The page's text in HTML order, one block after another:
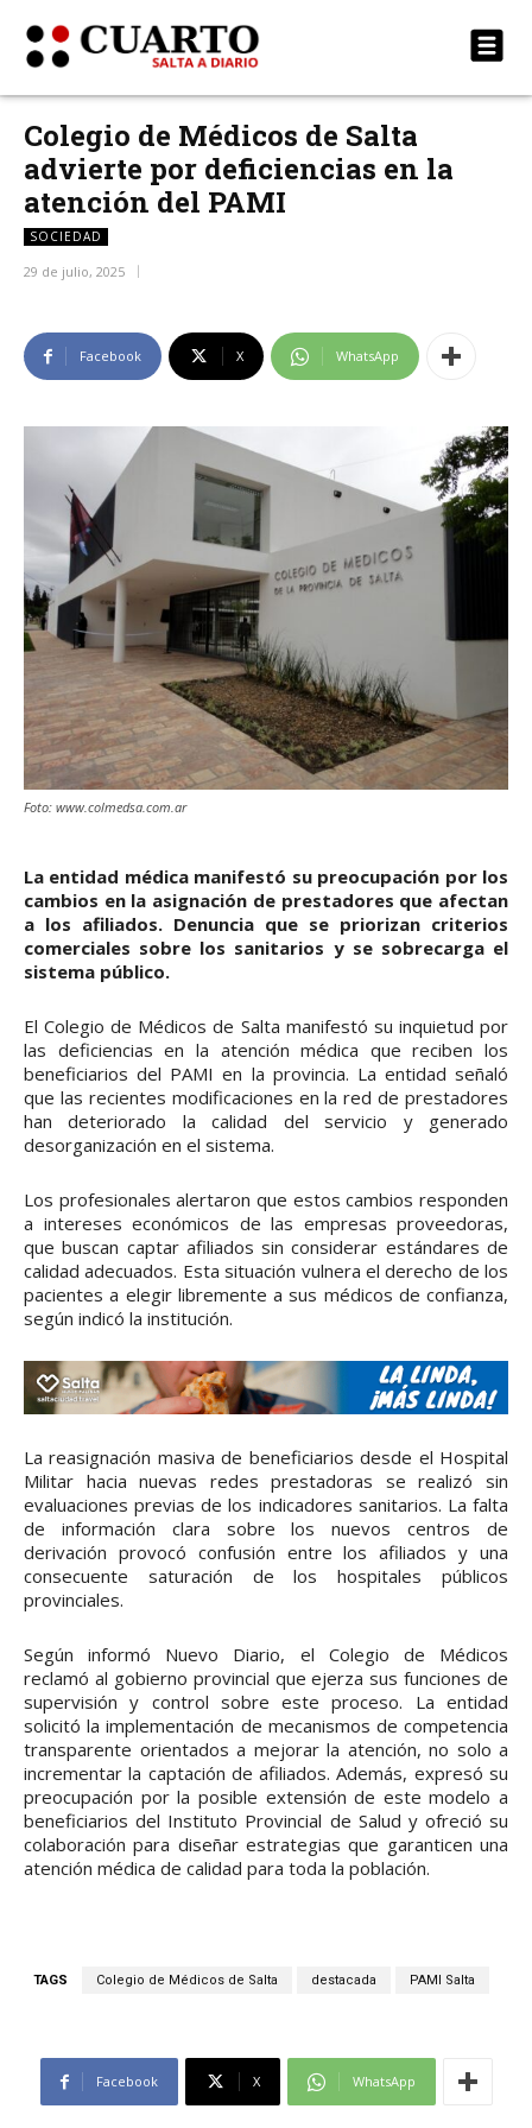
Colegio de Médicos de Salta
advierte por deficiencias en la
atención del PAMI
SOCIEDAD
29 de julio, 2025
Facebook X WhatsApp
Foto: www.colmedsa.com.ar
La entidad médica manifestó su preocupación por los
cambios en la asignación de prestadores que afectan
a los afiliados. Denuncia que se priorizan criterios
comerciales sobre los sanitarios y se sobrecarga el
sistema público.
El Colegio de Médicos de Salta manifestó su inquietud por
las deficiencias en la atención médica que reciben los
beneficiarios del PAMI en la provincia. La entidad señaló
que las recientes modificaciones en la red de prestadores
han deteriorado la calidad del servicio y generado
desorganización en el sistema.
Los profesionales alertaron que estos cambios responden
a intereses económicos de las empresas proveedoras,
que buscan captar afiliados sin considerar estándares de
calidad adecuados. Esta situación vulnera el derecho de los
pacientes a elegir libremente a sus médicos de confianza,
según indicó la institución.
La reasignación masiva de beneficiarios desde el Hospital
Militar hacia nuevas redes prestadoras se realizó sin
evaluaciones previas de los indicadores sanitarios. La falta
de información clara sobre los nuevos centros de
derivación provocó confusión entre los afiliados y una
consecuente saturación de los hospitales públicos
provinciales.
Según informó Nuevo Diario, el Colegio de Médicos
reclamó al gobierno provincial que ejerza sus funciones de
supervisión y control sobre este proceso. La entidad
solicitó la implementación de mecanismos de competencia
transparente orientados a mejorar la atención, no solo a
incrementar la captación de afiliados. Además, expresó su
preocupación por la posible extensión de este modelo a
beneficiarios del Instituto Provincial de Salud y ofreció su
colaboración para diseñar estrategias que garanticen una
atención médica de calidad para toda la población.
TAGS Colegio de Médicos de Salta destacada PAMI Salta
Facebook X WhatsApp